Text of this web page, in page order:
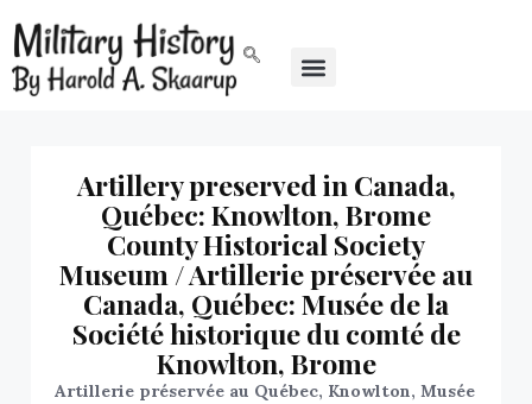
Artillery preserved in Canada,
Québec: Knowlton, Brome
County Historical Society
Museum / Artillerie préservée au
Canada, Québec: Musée de la
Société historique du comté de
Knowlton, Brome
Artillerie préservée au Québec, Knowlton, Musée